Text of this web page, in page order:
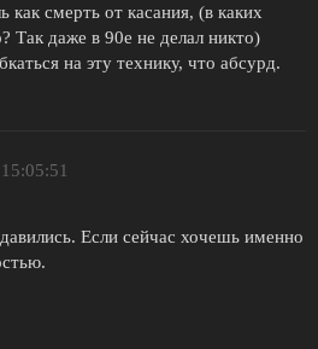
как смерть от касания, (в каких
Так даже в 90е не делал никто)
на эту технику, что абсурд.
Если сейчас хочешь именно